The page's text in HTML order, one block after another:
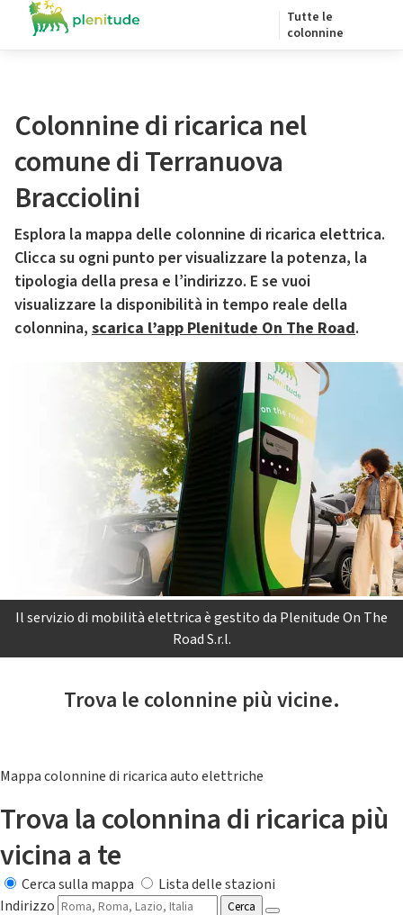
Tutte le
colonnine
Colonnine di ricarica nel
comune di Terranuova
Bracciolini
Esplora la mappa delle colonnine di ricarica elettrica.
Clicca su ogni punto per visualizzare la potenza, la
tipologia della presa e l’indirizzo. E se vuoi
visualizzare la disponibilità in tempo reale della
colonnina, scarica l’app Plenitude On The Road.
Il servizio di mobilità elettrica è gestito da Plenitude On The
Road S.r.l.
Trova le colonnine più vicine.
Mappa colonnine di ricarica auto elettriche
Trova la colonnina di ricarica più
vicina a te
Cerca sulla mappa
Lista delle stazioni
Indirizzo
Cerca